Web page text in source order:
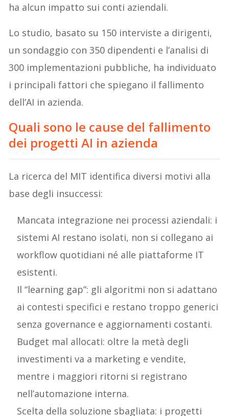
ha alcun impatto sui conti aziendali.
Lo studio, basato su 150 interviste a dirigenti,
un sondaggio con 350 dipendenti e l’analisi di
300 implementazioni pubbliche, ha individuato
i principali fattori che spiegano il fallimento
dell’AI in azienda.
Quali sono le cause del fallimento
dei progetti AI in azienda
La ricerca del MIT identifica diversi motivi alla
base degli insuccessi:
Mancata integrazione nei processi aziendali: i
sistemi AI restano isolati, non si collegano ai
workflow quotidiani né alle piattaforme IT
esistenti.
Il “learning gap”: gli algoritmi non si adattano
ai contesti specifici e restano troppo generici
senza governance e aggiornamenti costanti.
Budget mal allocati: oltre la metà degli
investimenti va a marketing e vendite,
mentre i maggiori ritorni si registrano
nell’automazione interna.
Scelta della soluzione sbagliata: i progetti